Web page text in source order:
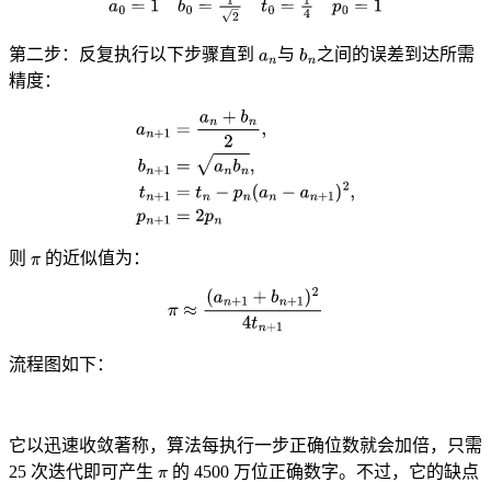
第二步：反复执行以下步骤直到 与
之间的误差到达所需
精度：
则 的近似值为：
流程图如下：
它以迅速收敛著称，算法每执行一步正确位数就会加倍，只需
25 次迭代即可产生
的 4500 万位正确数字。不过，它的缺点